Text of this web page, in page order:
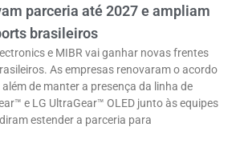
parceria até 2027 e ampliam
brasileiros
e MIBR vai ganhar novas frentes
As empresas renovaram o acordo
de manter a presença da linha de
e LG UltraGear™ OLED junto às equipes
estender a parceria para